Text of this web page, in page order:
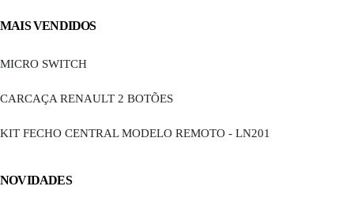
MAIS VENDIDOS
MICRO SWITCH
CARCAÇA RENAULT 2 BOTÕES
KIT FECHO CENTRAL MODELO REMOTO - LN201
NOVIDADES